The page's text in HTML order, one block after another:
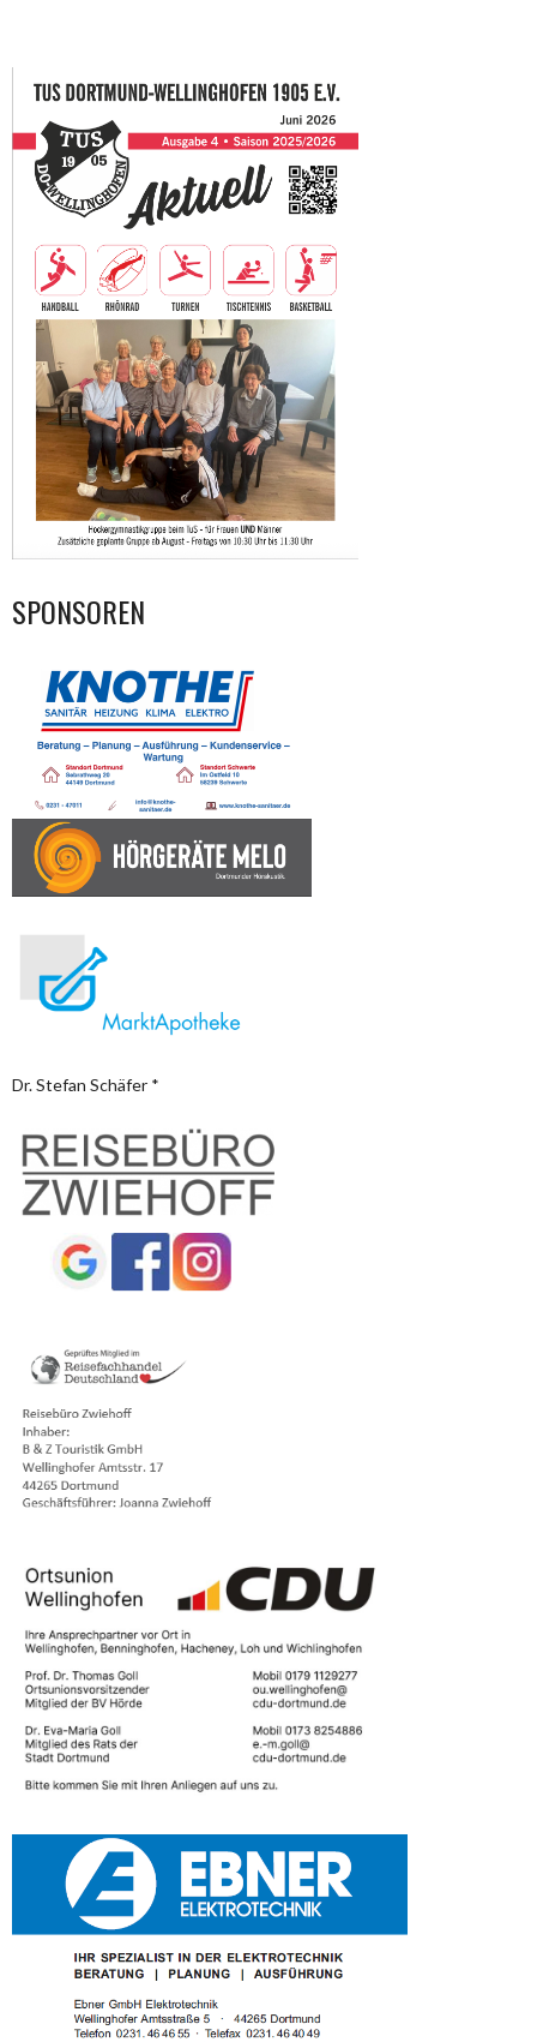
SPONSOREN
Dr. Stefan Schäfer *